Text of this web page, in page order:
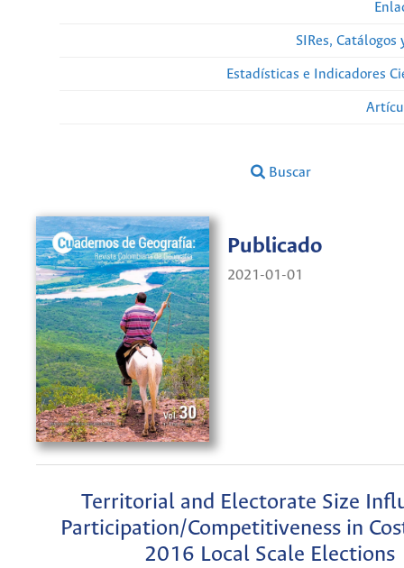
SIRes, Catálogos
Estadísticas e Indicadores
Buscar
Publicado
2021-01-01
Territorial and Electorate Size
Participation/Competitiveness in
2016 Local Scale Elections